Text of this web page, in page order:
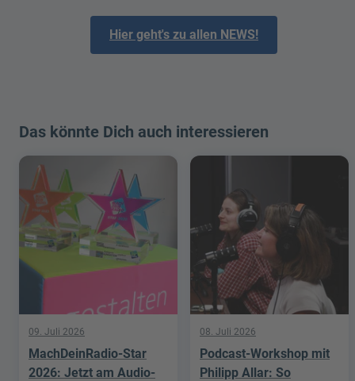
Hier geht's zu allen NEWS!
Das könnte Dich auch interessieren
09. Juli 2026
MachDeinRadio-Star
2026: Jetzt am Audio-
08. Juli 2026
Podcast-Workshop mit
Philipp Allar: So